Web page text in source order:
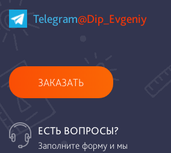
Telegram@Dip_Evgeniy
ЗАКАЗАТЬ
ЕСТЬ ВОПРОСЫ?
Заполните форму и мы